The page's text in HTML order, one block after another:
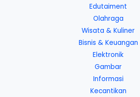
Edutaiment
Olahraga
Wisata & Kuliner
Bisnis & Keuangan
Elektronik
Gambar
Informasi
Kecantikan